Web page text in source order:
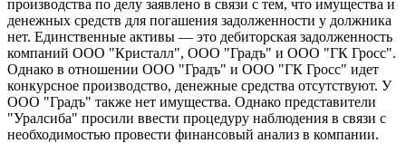
производства по делу заявлено в связи с тем, что имущества и
денежных средств для погашения задолженности у должника
нет. Единственные активы — это дебиторская задолженность
компаний ООО "Кристалл", ООО "Градъ" и ООО "ГК Гросс".
Однако в отношении ООО "Градъ" и ООО "ГК Гросс" идет
конкурсное производство, денежные средства отсутствуют. У
ООО "Градъ" также нет имущества. Однако представители
"Уралсиба" просили ввести процедуру наблюдения в связи с
необходимостью провести финансовый анализ в компании.